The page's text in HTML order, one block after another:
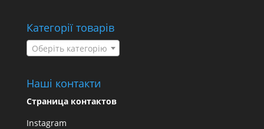
Категорії товарів
Оберіть категорію
Наші контакти
Страница контактов
Instagram